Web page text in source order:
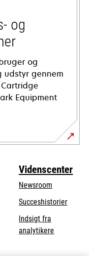
og
og
udstyr gennem
Equipment
Videnscenter
Newsroom
Succeshistorier
Indsigt fra
analytikere